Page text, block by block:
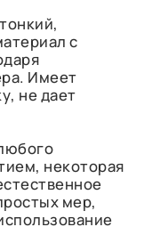
с
Имеет
не дает
некоторая
мер,